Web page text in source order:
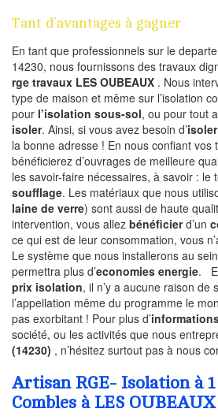
Tant d’avantages à gagner
En tant que professionnels sur le
14230, nous fournissons des travaux
rge travaux LES OUBEAUX . Nous
type de maison et même sur l’isolation
pour l’isolation sous-sol, ou pour tout
isoler. Ainsi, si vous avez besoin d’
la bonne adresse ! En nous confiant vos
bénéficierez d’ouvrages de meilleure
les savoir-faire nécessaires, à savoir : le
soufflage. Les matériaux que nous
laine de verre) sont aussi de haute
intervention, vous allez bénéficierd’un
ce qui est de leur consommation, vous
Le système que nous installerons au
permettra plus d’economies energie.
prix isolation, il n’y a aucune raison de
l’appellation même du programme le
pas exorbitant ! Pour plus d’
société, ou les activités que nous
(14230) , n’hésitez surtout pas à nous
Artisan RGE- Isolation à
Combles à LES